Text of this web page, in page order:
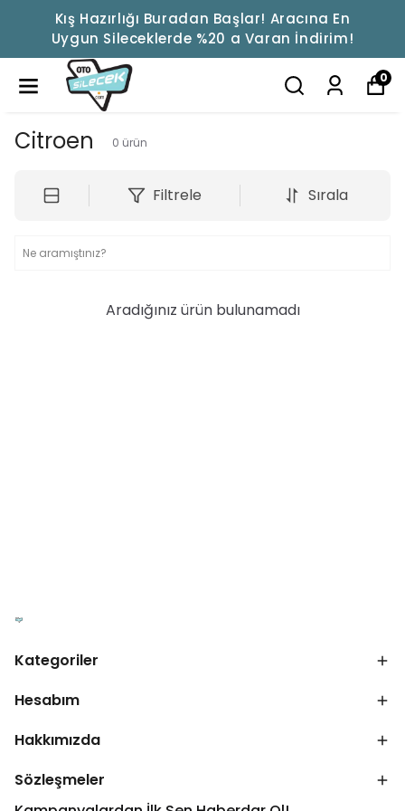
Kış Hazırlığı Buradan Başlar! Aracına En
Uygun Sileceklerde %20 a Varan İndirim!
0
Citroen 0 ürün
Filtrele Sırala
Aradığınız ürün bulunamadı
Kategoriler
Hesabım
Hakkımızda
Sözleşmeler